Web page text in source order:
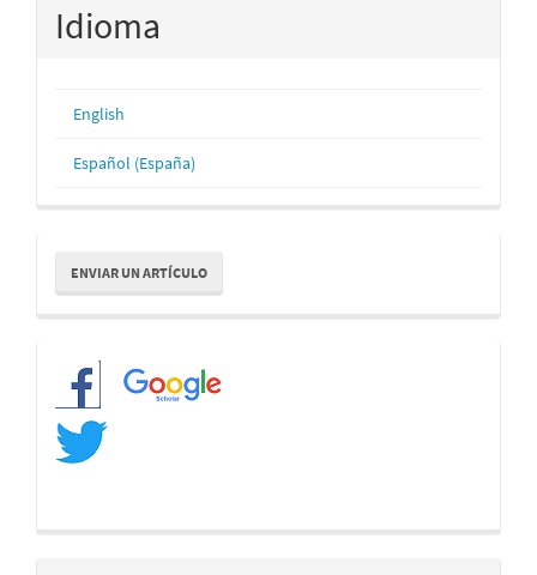
Idioma
English
Español (España)
Enviar
un
artículo
ENVIAR UN ARTÍCULO
Redes